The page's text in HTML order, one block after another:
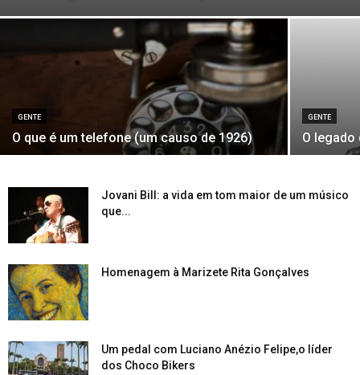
GENTE
O que é um telefone (um causo de 1926)
GENTE
O legado
Jovani Bill: a vida em tom maior de um músico
que...
Homenagem à Marizete Rita Gonçalves
Um pedal com Luciano Anézio Felipe,o líder
dos Choco Bikers